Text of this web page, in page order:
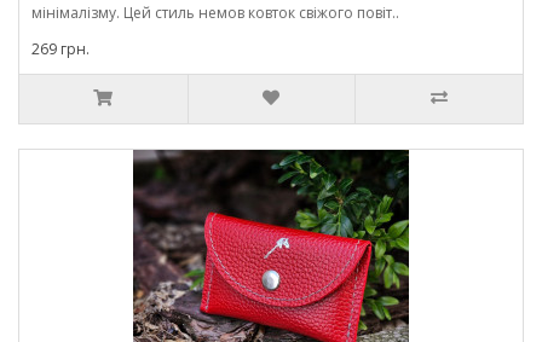
мінімалізму. Цей стиль немов ковток свіжого повіт..
269 грн.